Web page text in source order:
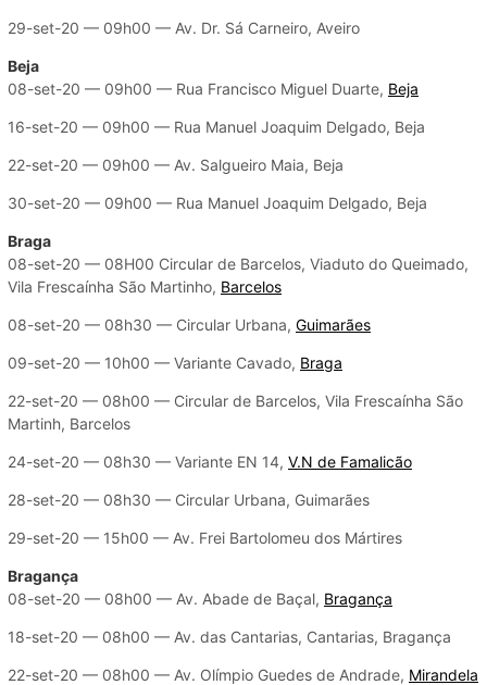
29-set-20 — 09h00 — Av. Dr. Sá Carneiro, Aveiro
Beja
08-set-20 — 09h00 — Rua Francisco Miguel Duarte, Beja
16-set-20 — 09h00 — Rua Manuel Joaquim Delgado, Beja
22-set-20 — 09h00 — Av. Salgueiro Maia, Beja
30-set-20 — 09h00 — Rua Manuel Joaquim Delgado, Beja
Braga
08-set-20 — 08H00 Circular de Barcelos, Viaduto do Queimado,
Vila Frescaínha São Martinho, Barcelos
08-set-20 — 08h30 — Circular Urbana, Guimarães
09-set-20 — 10h00 — Variante Cavado, Braga
22-set-20 — 08h00 — Circular de Barcelos, Vila Frescaínha São
Martinh, Barcelos
24-set-20 — 08h30 — Variante EN 14, V.N de Famalicão
28-set-20 — 08h30 — Circular Urbana, Guimarães
29-set-20 — 15h00 — Av. Frei Bartolomeu dos Mártires
Bragança
08-set-20 — 08h00 — Av. Abade de Baçal, Bragança
18-set-20 — 08h00 — Av. das Cantarias, Cantarias, Bragança
22-set-20 — 08h00 — Av. Olímpio Guedes de Andrade, Mirandela